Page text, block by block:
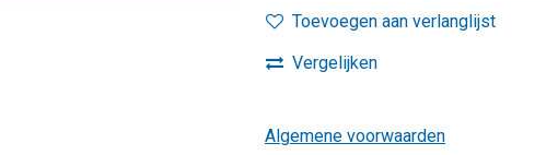
Toevoegen aan verlanglijst
Vergelijken
Algemene voorwaarden